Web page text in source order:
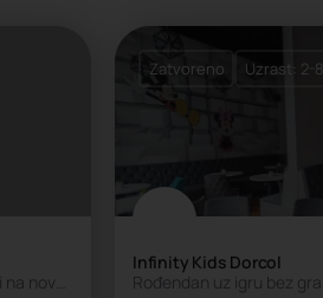
🌍✈️ Put oko sveta – gde svaka igra vodi na novu avanturu! 🧳🎈
Infinity Kids Dorcol
Zatvoreno Uzrast: 2-8